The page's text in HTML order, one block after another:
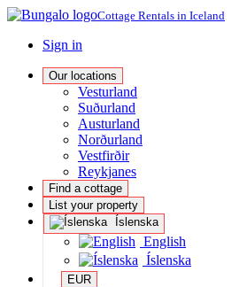
Cottage Rentals in Iceland
Sign in
Our locations
Vesturland
Suðurland
Austurland
Norðurland
Vestfirðir
Reykjanes
Find a cottage
List your property
Íslenska
English
Íslenska
EUR